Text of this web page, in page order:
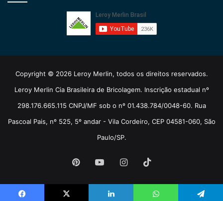
Copyright © 2026 Leroy Merlin, todos os direitos reservados.
Leroy Merlin Cia Brasileira de Bricolagem. Inscrição estadual nº
298.176.665.115 CNPJ/MF sob o nº 01.438.784/0048-60. Rua
Pascoal Pais, nº 525, 5º andar - Vila Cordeiro, CEP 04581-060, São
Paulo/SP.
PinterestYouTubeInstagram